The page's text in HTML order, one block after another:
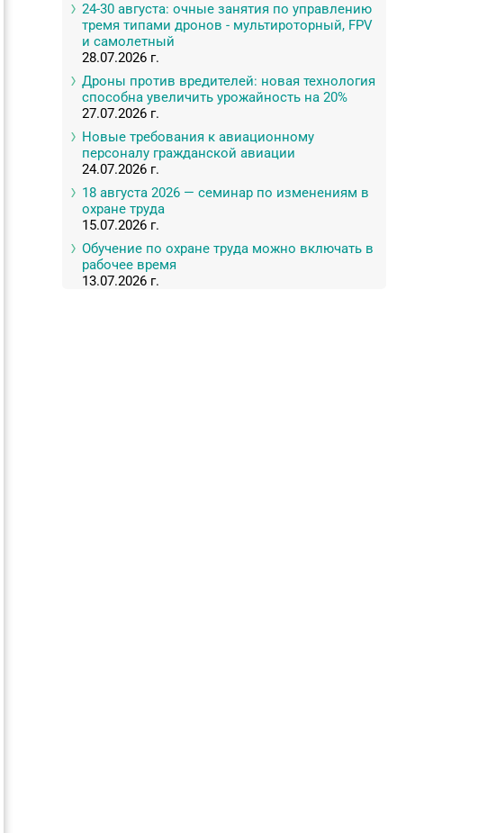
24-30 августа: очные занятия по управлению
тремя типами дронов - мультироторный, FPV
и самолетный
28.07.2026 г.
Дроны против вредителей: новая технология
способна увеличить урожайность на 20%
27.07.2026 г.
Новые требования к авиационному
персоналу гражданской авиации
24.07.2026 г.
18 августа 2026 — семинар по изменениям в
охране труда
15.07.2026 г.
Обучение по охране труда можно включать в
рабочее время
13.07.2026 г.